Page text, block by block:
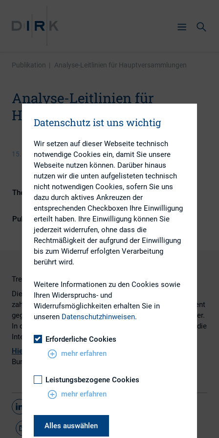
Publikation | Analyse-Leitlinien für Hauptversammlungen
Analyse-Leitlinien für
Hauptversammlungen
15. April 2016
Themengebiet
ESG (inkl. Nachhaltigkeit &
Governance)
Publikationsform
Externe Publikationen
Treuhänder der Anleger
Die BVI-Mitglieder halten in ihren Fonds die Aktien
zahlreicher Unternehmen. Sie handeln in ihrem Engagement
gegenüber diesen Unternehmen als Treuhänder der Anleger.
In den Hauptversammlungen vertreten die BVI-Mitglieder die
Interessen der Anleger und stimmen entsprechend ab.
Hier
finden Sie den vollständigen Artikel des BVI
Bundesverband Investment und Asset Management.
Datenschutz ist uns wichtig
Wir setzen auf dieser Webseite technisch
notwendige Cookies ein, damit Sie unsere
Webseite nutzen können. Darüber hinaus
nutzen wir die unten aufgelisteten technisch
nicht notwendigen Cookies, sofern Sie uns
dazu durch aktives Ankreuzen der
entsprechenden Checkboxen Ihre Einwilligung
erteilt haben. Ihre Einwilligung können Sie
jederzeit widerrufen, ohne dass die
Rechtmäßigkeit der aufgrund der Einwilligung
bis zum Widerruf erfolgten Verarbeitung
berührt wird.
Weitere Informationen zu den Cookies sowie
Ihren Widerspruchs- und
Widerrufsmöglichkeiten erhalten Sie in
unseren Datenschutzhinweisen.
Erforderliche Cookies
mehr erfahren
Leistungsbezogene Cookies
mehr erfahren
Alles auswählen